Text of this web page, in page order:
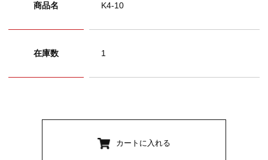
商品名 K4-10
在庫数 1
カートに入れる